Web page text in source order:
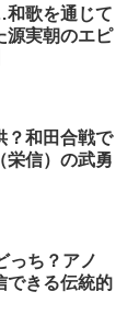
歌を通じて
源実朝のエピ
？和田合戦で
栄信）の武勇
っち？アノ
できる伝統的